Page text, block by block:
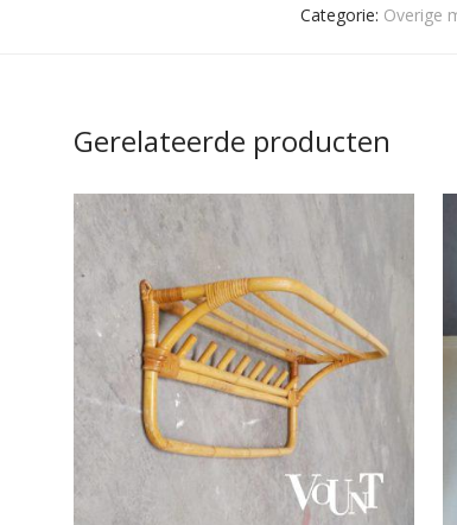
Categorie: Overige
Gerelateerde producten